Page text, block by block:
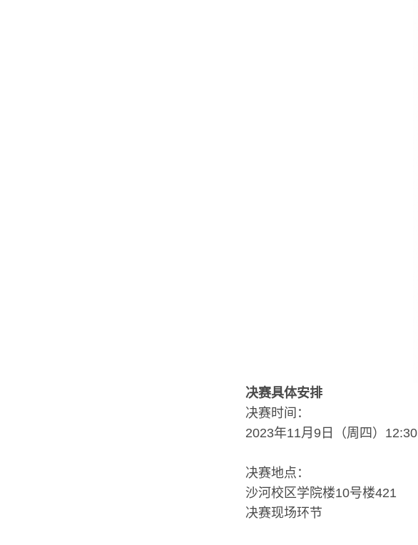
决赛具体安排
决赛时间：
2023年11月9日（周四）12:30
决赛地点：
沙河校区学院楼10号楼421
决赛现场环节